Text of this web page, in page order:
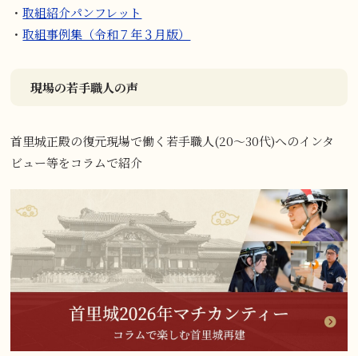
・取組紹介パンフレット
・取組事例集（令和７年３月版）
現場の若手職人の声
首里城正殿の復元現場で働く若手職人(20～30代)へのインタ
ビュー等をコラムで紹介